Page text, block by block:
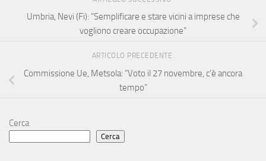
Umbria, Nevi (Fi): “Semplificare e stare vicini a imprese che
vogliono creare occupazione”
ARTICOLO PRECEDENTE
Commissione Ue, Metsola: “Voto il 27 novembre, c’è ancora
tempo”
Cerca
Cerca